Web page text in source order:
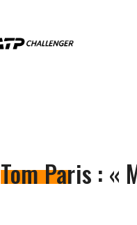
Tom Paris : «